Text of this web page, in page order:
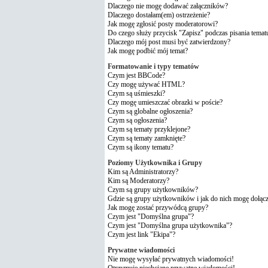
Dlaczego nie mogę dodawać załączników?
Dlaczego dostałam(em) ostrzeżenie?
Jak mogę zgłosić posty moderatorowi?
Do czego służy przycisk "Zapisz" podczas pisania
Dlaczego mój post musi być zatwierdzony?
Jak mogę podbić mój temat?
Formatowanie i typy tematów
Czym jest BBCode?
Czy mogę używać HTML?
Czym są uśmieszki?
Czy mogę umieszczać obrazki w poście?
Czym są globalne ogłoszenia?
Czym są ogłoszenia?
Czym są tematy przyklejone?
Czym są tematy zamknięte?
Czym są ikony tematu?
Poziomy Użytkownika i Grupy
Kim są Administratorzy?
Kim są Moderatorzy?
Czym są grupy użytkowników?
Gdzie są grupy użytkowników i jak do nich mogę
Jak mogę zostać przywódcą grupy?
Czym jest "Domyślna grupa"?
Czym jest "Domyślna grupa użytkownika"?
Czym jest link "Ekipa"?
Prywatne wiadomości
Nie mogę wysyłać prywatnych wiadomości!